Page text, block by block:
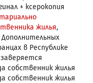
+ ксерокопия
жилья,
Дополнительных
в Республике
собственник жилья
собственник жилья